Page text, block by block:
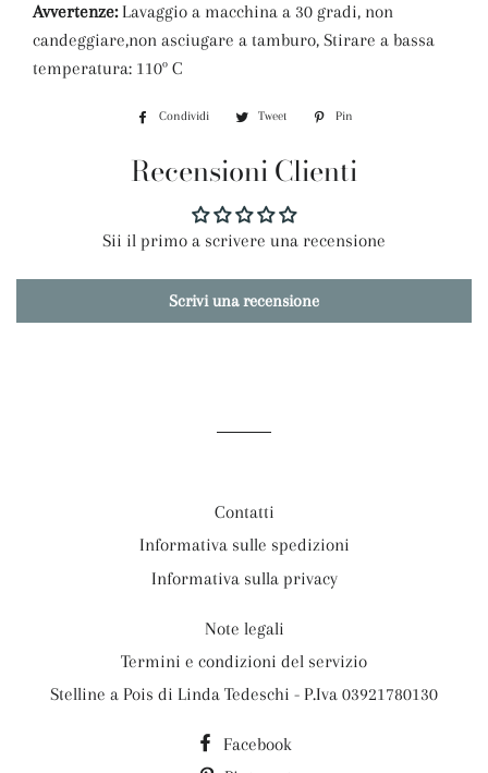
Avvertenze: Lavaggio a macchina a 30 gradi, non
candeggiare,non asciugare a tamburo, Stirare a bassa
temperatura: 110º C
Condividi
Condividi
Facebook
Tweet
Twitta
Twitter
Pin
Recensioni Clienti
Sii il primo a scrivere una recensione
Scrivi una recensione
Contatti
Informativa sulle spedizioni
Informativa sulla privacy
Note legali
Termini e condizioni del servizio
Stelline a Pois di Linda Tedeschi - P.Iva 03921780130
Facebook